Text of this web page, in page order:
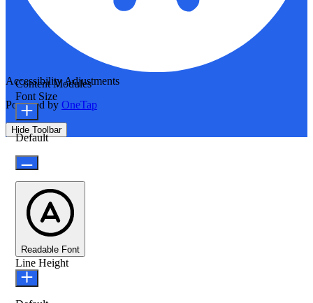
Accessibility Adjustments
Powered by OneTap
Hide Toolbar
Content Modules
Font Size
Default
Readable Font
Line Height